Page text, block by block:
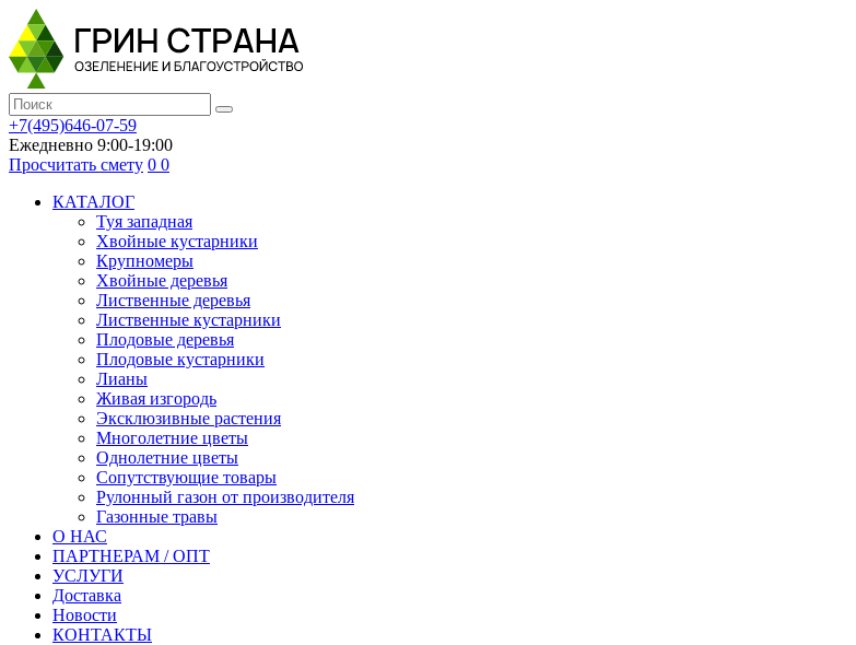
+7(495)646-07-59
Ежедневно 9:00-19:00
Просчитать смету 0 0
КАТАЛОГ
Туя западная
Хвойные кустарники
Крупномеры
Хвойные деревья
Лиственные деревья
Лиственные кустарники
Плодовые деревья
Плодовые кустарники
Лианы
Живая изгородь
Эксклюзивные растения
Многолетние цветы
Однолетние цветы
Сопутствующие товары
Рулонный газон от производителя
Газонные травы
О НАС
ПАРТНЕРАМ / ОПТ
УСЛУГИ
Доставка
Новости
КОНТАКТЫ